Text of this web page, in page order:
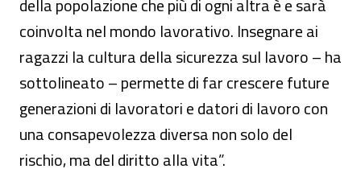
della popolazione che più di ogni altra è e sarà
coinvolta nel mondo lavorativo. Insegnare ai
ragazzi la cultura della sicurezza sul lavoro – ha
sottolineato – permette di far crescere future
generazioni di lavoratori e datori di lavoro con
una consapevolezza diversa non solo del
rischio, ma del diritto alla vita”.